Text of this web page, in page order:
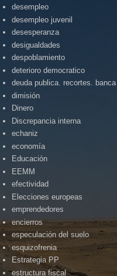
desempleo
desempleo juvenil
desesperanza
desigualdades
despoblamiento
deterioro democratico
deuda publica. recortes. banca
dimisión
Dinero
Discrepancia interna
echaniz
economía
Educación
EEMM
efectividad
Elecciones europeas
emprendedores
encierros
especulación del suelo
esquizofrenia
Estrategia PP
estructura fiscal